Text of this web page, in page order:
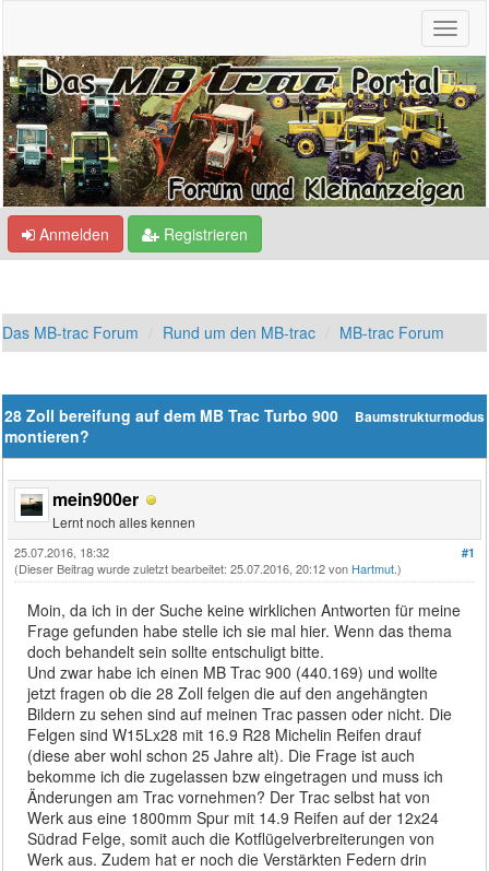
Anmelden Registrieren
Das MB-trac Forum Rund um den MB-trac MB-trac Forum
Baumstrukturmodus
28 Zoll bereifung auf dem MB Trac Turbo 900
montieren?
mein900er
Lernt noch alles kennen
#1
25.07.2016, 18:32
(Dieser Beitrag wurde zuletzt bearbeitet: 25.07.2016, 20:12 von Hartmut.)
Moin, da ich in der Suche keine wirklichen Antworten für meine
Frage gefunden habe stelle ich sie mal hier. Wenn das thema
doch behandelt sein sollte entschuligt bitte.
Und zwar habe ich einen MB Trac 900 (440.169) und wollte
jetzt fragen ob die 28 Zoll felgen die auf den angehängten
Bildern zu sehen sind auf meinen Trac passen oder nicht. Die
Felgen sind W15Lx28 mit 16.9 R28 Michelin Reifen drauf
(diese aber wohl schon 25 Jahre alt). Die Frage ist auch
bekomme ich die zugelassen bzw eingetragen und muss ich
Änderungen am Trac vornehmen? Der Trac selbst hat von
Werk aus eine 1800mm Spur mit 14.9 Reifen auf der 12x24
Südrad Felge, somit auch die Kotflügelverbreiterungen von
Werk aus. Zudem hat er noch die Verstärkten Federn drin